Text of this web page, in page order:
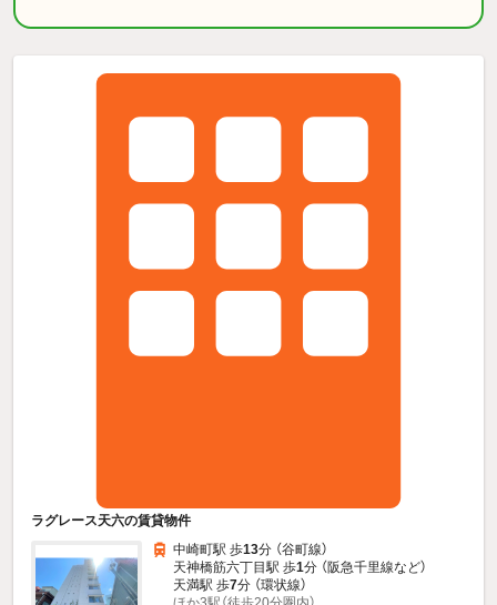
ラグレース天六の賃貸物件
中崎町駅 歩13分 （谷町線）
天神橋筋六丁目駅 歩1分 （阪急千里線など）
天満駅 歩7分 （環状線）